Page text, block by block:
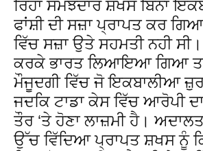
ਰਿਹਾ ਸਮਝਦਾਰ ਸ਼ਖਸ ਬਿਨਾਂ
ਫਾਂਸ਼ੀ ਦੀ ਸਜ਼ਾ ਪ੍ਰਾਪਤ ਕਰ
ਵਿੱਚ ਸਜ਼ਾ ਉਤੇ ਸਹਮਤੀ ਨਹੀ
ਕਰਕੇ ਭਾਰਤ ਲਿਆਇਆ ਗਿਆ
ਮੌਜੂਦਗੀ ਵਿੱਚ ਜੋ ਇਕਬਾਲੀਆ
ਜਦਕਿ ਟਾਡਾ ਕੇਸ ਵਿੱਚ ਆਰੋਪੀ
ਤੌਰ ‘ਤੇ ਹੋਣਾ ਲਾਜ਼ਮੀ ਹੈ।
ਉੱਚ ਵਿੱਦਿਆ ਪ੍ਰਾਪਤ ਸ਼ਖਸ ਨੂੰ